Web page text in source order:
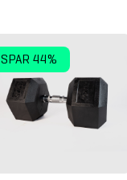
SPAR 44%